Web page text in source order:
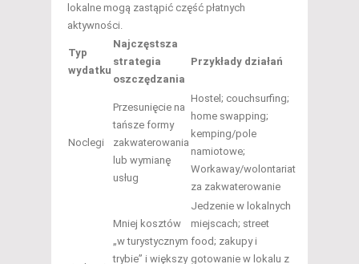
lokalne mogą zastąpić część płatnych
aktywności.
Typ
wydatku
Najczęstsza
strategia
oszczędzania
Przykłady działań
Noclegi
Przesunięcie na
tańsze formy
zakwaterowania
lub wymianę
usług
Hostel; couchsurfing;
home swapping;
kemping/pole
namiotowe;
Workaway/wolontariat
za zakwaterowanie
Mniej kosztów
„w turystycznym
trybie” i większy
Jedzenie w lokalnych
miejscach; street
food; zakupy i
gotowanie w lokalu z